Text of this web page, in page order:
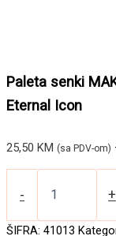
Paleta senki
Eternal Icon
25,50 KM (sa PDV-om)
-
Paleta
REVOLUTION
+
ŠIFRA: 41013